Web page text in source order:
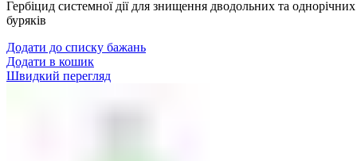
Гербіцид системної дії для знищення дводольних та
буряків
Додати до списку бажань
Додати в кошик
Швидкий перегляд